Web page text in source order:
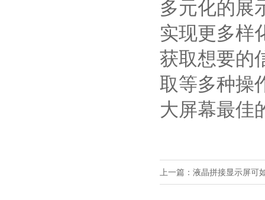
多元化的展
实现更多样
获取想要的
取等多种操
大屏幕最佳
上一篇： 液晶拼接显示屏可